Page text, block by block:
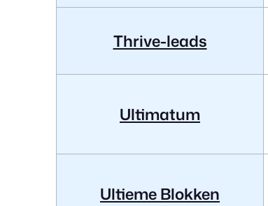
Thrive-leads
Ultimatum
Ultieme Blokken